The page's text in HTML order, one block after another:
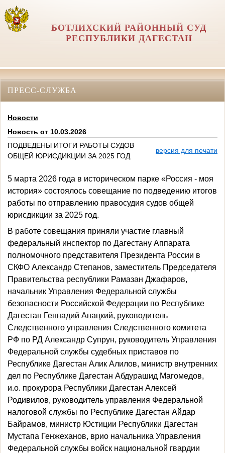
БОТЛИХСКИЙ РАЙОННЫЙ СУД
РЕСПУБЛИКИ ДАГЕСТАН
ПРЕСС-СЛУЖБА
Новости
Новость от 10.03.2026
ПОДВЕДЕНЫ ИТОГИ РАБОТЫ СУДОВ
ОБЩЕЙ ЮРИСДИКЦИИ ЗА 2025 ГОД
версия для печати
5 марта 2026 года в историческом парке «Россия - моя
история» состоялось совещание по подведению итогов
работы по отправлению правосудия судов общей
юрисдикции за 2025 год.
В работе совещания приняли участие главный
федеральный инспектор по Дагестану Аппарата
полномочного представителя Президента России в
СКФО Александр Степанов, заместитель Председателя
Правительства республики Рамазан Джафаров,
начальник Управления Федеральной службы
безопасности Российской Федерации по Республике
Дагестан Геннадий Анацкий, руководитель
Следственного управления Следственного комитета
РФ по РД Александр Супрун, руководитель Управления
Федеральной службы судебных приставов по
Республике Дагестан Алик Алилов, министр внутренних
дел по Республике Дагестан Абдурашид Магомедов,
и.о. прокурора Республики Дагестан Алексей
Родивилов, руководитель управления Федеральной
налоговой службы по Республике Дагестан Айдар
Байрамов, министр Юстиции Республики Дагестан
Мустапа Генжеханов, врио начальника Управления
Федеральной службы войск национальной гвардии